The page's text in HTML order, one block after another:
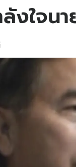
สถิติหวยไทย
ติดตามสนุกโซเชียล
งใจน